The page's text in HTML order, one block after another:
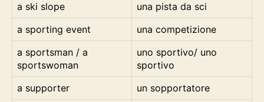
a ski slope
una pista da sci
a sporting event
una competizione
a sportsman / a
sportswoman
uno sportivo/ uno
sportivo
a supporter
un sopportatore